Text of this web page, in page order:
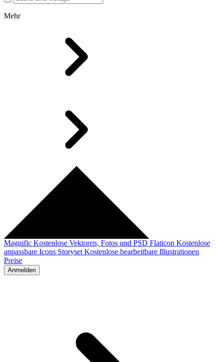
Mehr
Magnific Kostenlose Vektoren, Fotos und PSD Flaticon Kostenlose
anpassbare Icons Storyset Kostenlose bearbeitbare Illustrationen
Preise
Anmelden